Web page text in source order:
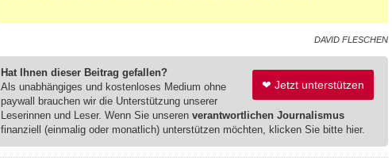
DAVID FLESCHEN
❤ Jetzt unterstützen
Hat Ihnen dieser Beitrag gefallen?
Als unabhängiges und kostenloses Medium ohne
paywall brauchen wir die Unterstützung unserer
Leserinnen und Leser. Wenn Sie unseren verantwortlichen Journalismus
finanziell (einmalig oder monatlich) unterstützen möchten, klicken Sie bitte hier.